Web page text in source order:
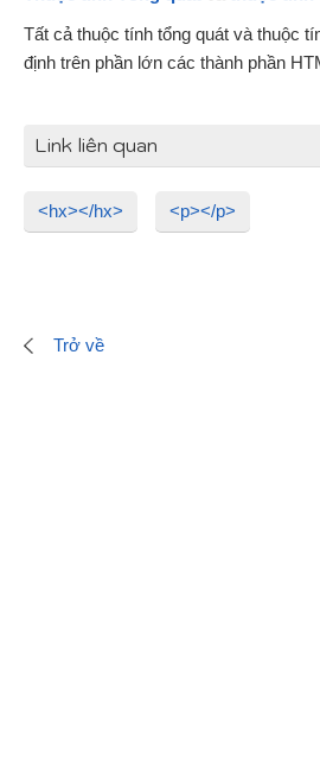
Tất cả thuộc tính tổng quát và thuộc
định trên phần lớn các thành phần
Link liên quan
<hx></hx> <p></p>
Trở về